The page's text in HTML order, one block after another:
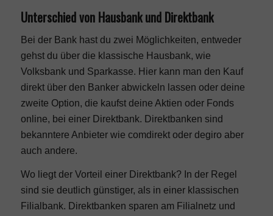
Unterschied von Hausbank und Direktbank
Bei der Bank hast du zwei Möglichkeiten, entweder
gehst du über die klassische Hausbank, wie
Volksbank und Sparkasse. Hier kann man den Kauf
direkt über den Banker abwickeln lassen oder deine
zweite Option, die kaufst deine Aktien oder Fonds
online, bei einer Direktbank. Direktbanken sind
bekanntere Anbieter wie comdirekt oder degiro aber
auch andere.
Wo liegt der Vorteil einer Direktbank? In der Regel
sind sie deutlich günstiger, als in einer klassischen
Filialbank. Direktbanken sparen am Filialnetz und